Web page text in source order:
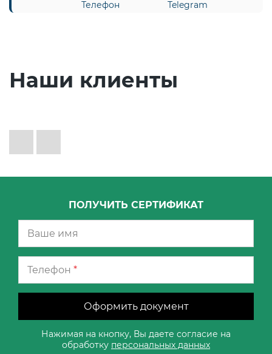
Наши клиенты
ПОЛУЧИТЬ СЕРТИФИКАТ
Телефон *
Оформить документ
Нажимая на кнопку, Вы даете согласие на
обработку персональных данных